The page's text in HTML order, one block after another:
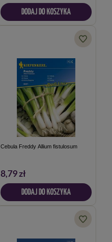
DODAJ DO KOSZYKA
Cebula Freddy Allium fistulosum
8,79 zł
DODAJ DO KOSZYKA